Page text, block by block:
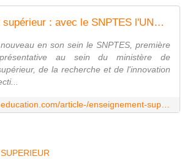
Enseignement supérieur : avec le SNPTES l'UNSA Éducation revient en force - UNSA‑Education.com
en son sein le SNPTES, première
au sein du ministère de
de la recherche et de l'innovation